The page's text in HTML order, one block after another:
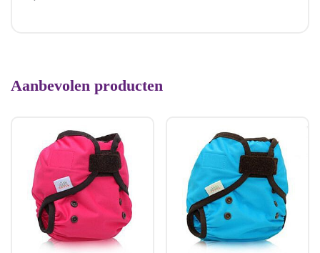
Aanbevolen producten